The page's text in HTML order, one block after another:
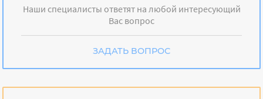
Наши специалисты ответят на любой интересующий
Вас вопрос
ЗАДАТЬ ВОПРОС